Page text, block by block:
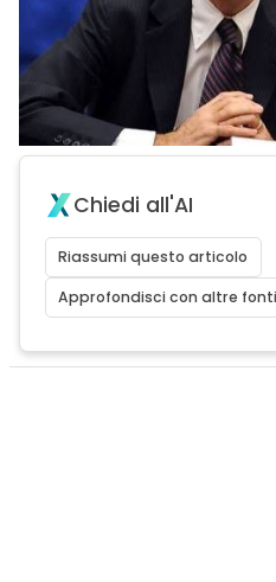
Chiedi all'AI
Riassumi questo articolo
Approfondisci con altre fonti